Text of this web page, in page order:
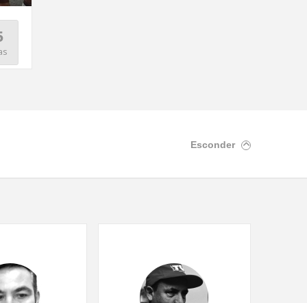
Esconder